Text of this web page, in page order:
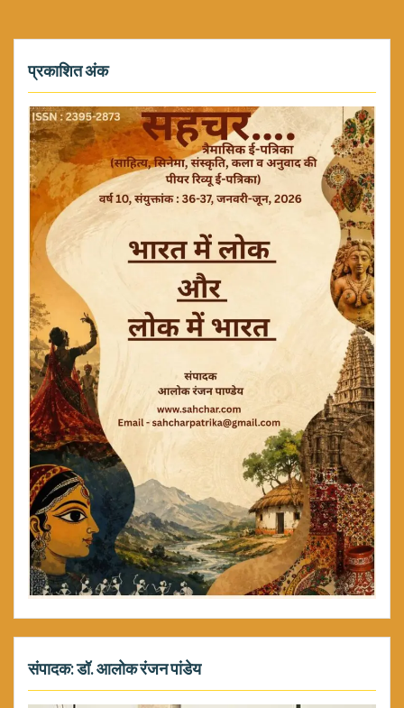
प्रकाशित अंक
संपादक: डॉ. आलोक रंजन पांडेय